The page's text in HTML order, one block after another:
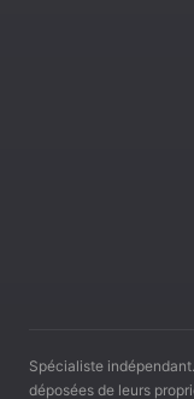
Spécialiste
déposées de leurs